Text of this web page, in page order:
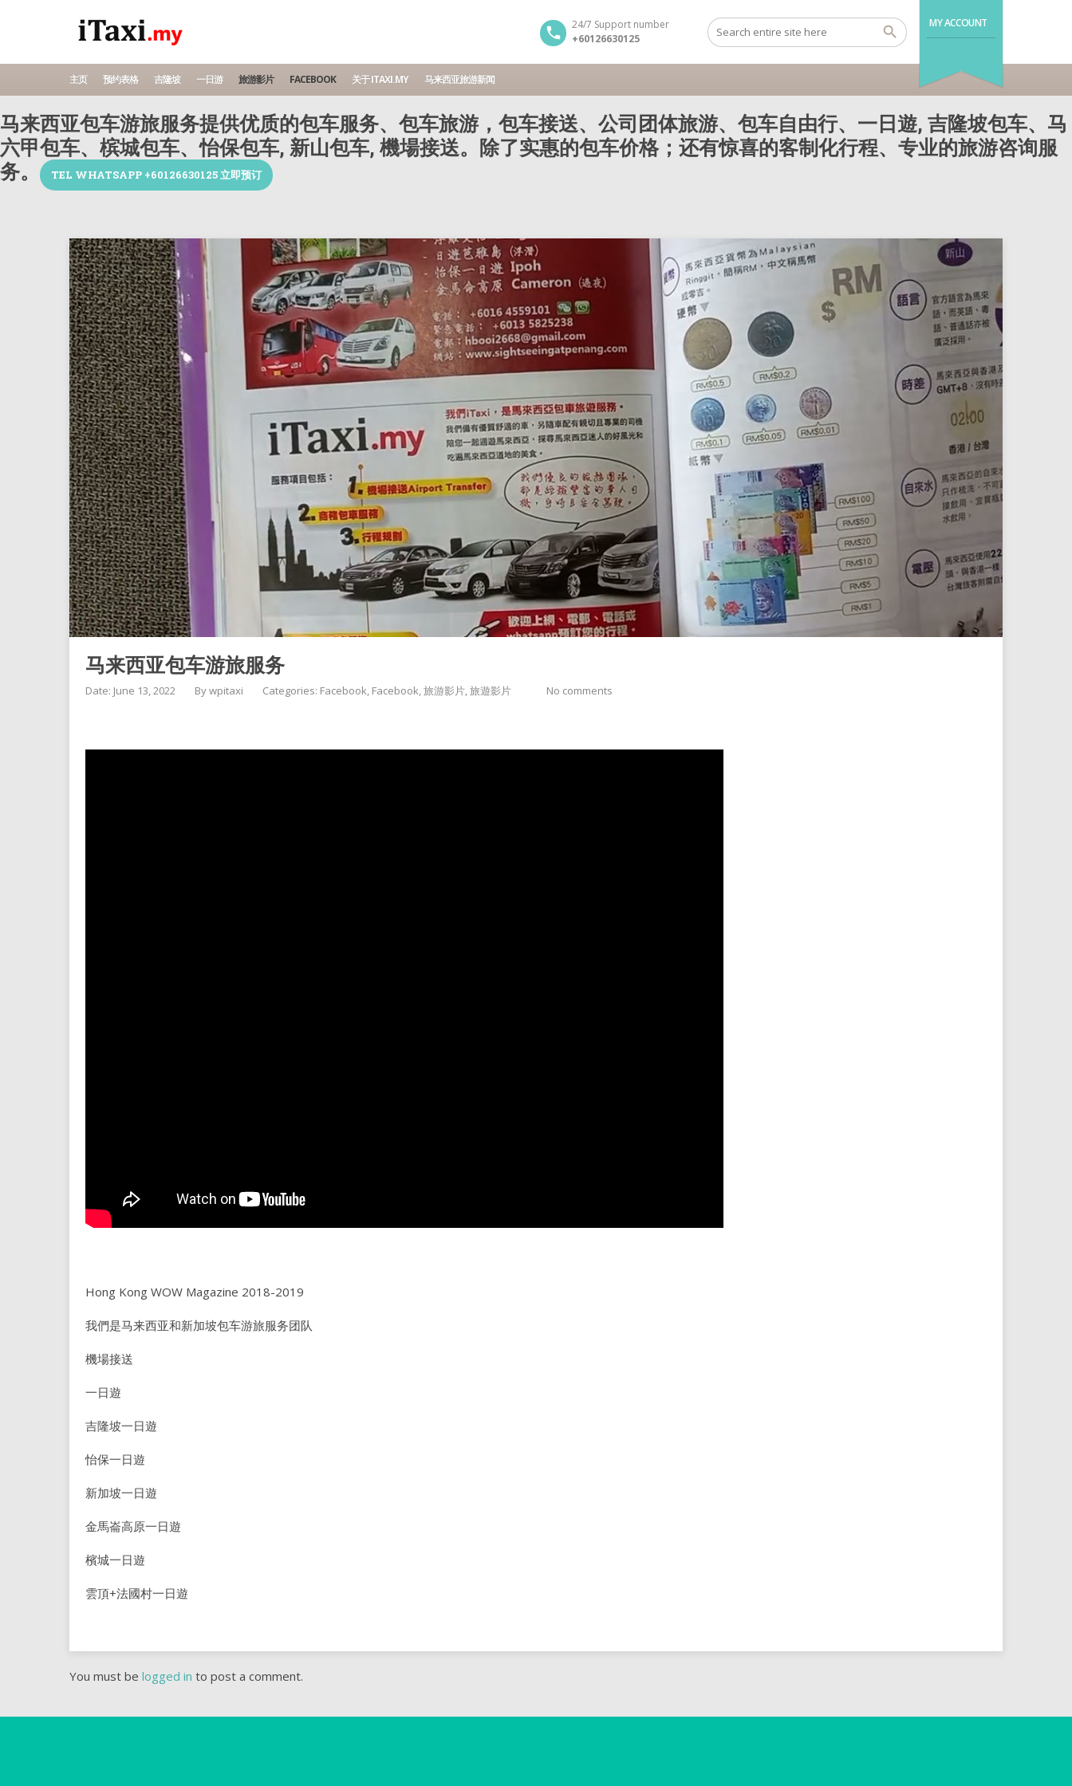
MY ACCOUNT
24/7 Support number
+60126630125
主页 预约表格 吉隆坡 一日游 旅游影片 FACEBOOK 关于 ITAXI.MY 马来西亚旅游新闻
马来西亚包车游旅服务提供优质的包车服务、包车旅游，包车接送、公司团体旅游、包车自由行、一日遊, 吉隆坡包车、马
六甲包车、槟城包车、怡保包车, 新山包车, 機場接送。除了实惠的包车价格；还有惊喜的客制化行程、专业的旅游咨询服
务。
TEL WHATSAPP +60126630125 立即预订
马来西亚包车游旅服务
Date: June 13, 2022 Bywpitaxi Categories: Facebook Facebook 旅游影片 旅遊影片 No comments
Hong Kong WOW Magazine 2018-2019
我們是马来西亚和新加坡包车游旅服务团队
機場接送
一日遊
吉隆坡一日遊
怡保一日遊
新加坡一日遊
金馬崙高原一日遊
檳城一日遊
雲頂+法國村一日遊
You must be logged in to post a comment.